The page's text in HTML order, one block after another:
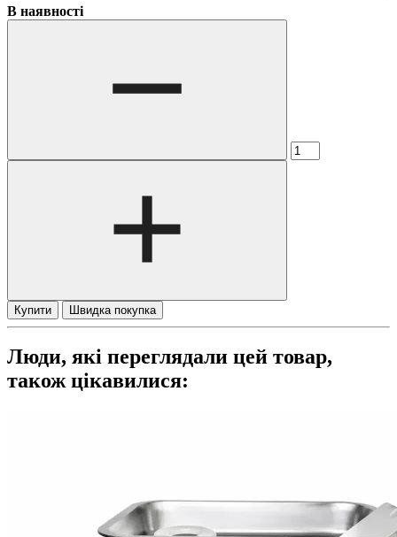
В наявності
Купити Швидка покупка
Люди, які переглядали цей товар,
також цікавилися: